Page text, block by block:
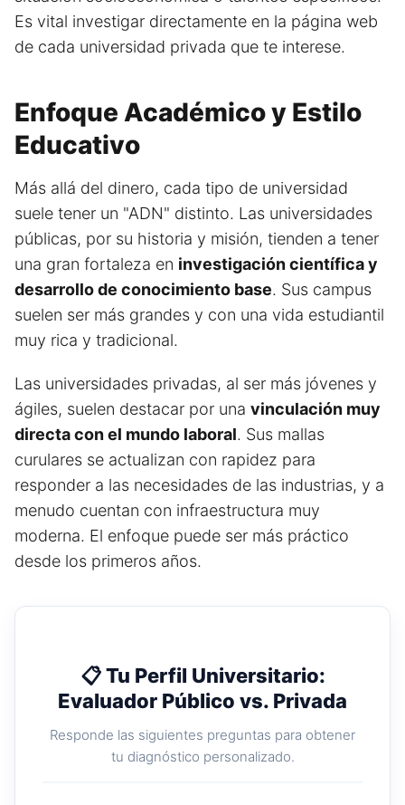
Es vital investigar directamente en la página web
de cada universidad privada que te interese.
Enfoque Académico y Estilo
Educativo
Más allá del dinero, cada tipo de universidad
suele tener un "ADN" distinto. Las universidades
públicas, por su historia y misión, tienden a tener
una gran fortaleza en investigación científica y
desarrollo de conocimiento base. Sus campus
suelen ser más grandes y con una vida estudiantil
muy rica y tradicional.
Las universidades privadas, al ser más jóvenes y
ágiles, suelen destacar por una vinculación muy
directa con el mundo laboral. Sus mallas
curulares se actualizan con rapidez para
responder a las necesidades de las industrias, y a
menudo cuentan con infraestructura muy
moderna. El enfoque puede ser más práctico
desde los primeros años.
📋 Tu Perfil Universitario:
Evaluador Público vs. Privada
Responde las siguientes preguntas para obtener
tu diagnóstico personalizado.